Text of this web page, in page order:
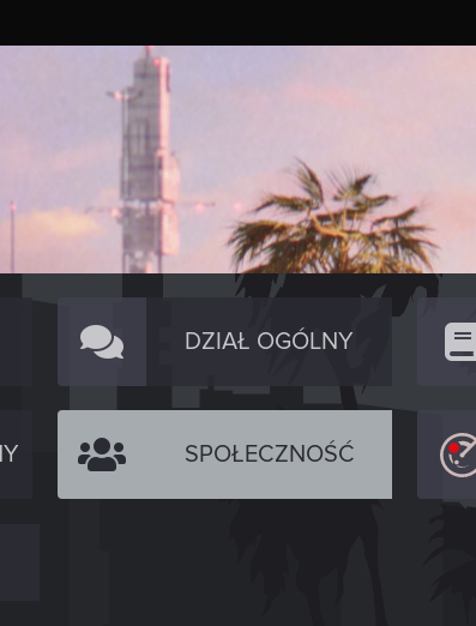
DZIAŁ OGÓLNY
SPOŁECZNOŚĆ